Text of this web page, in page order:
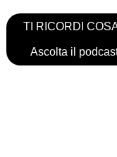
TI RICORDI
Ascolta il